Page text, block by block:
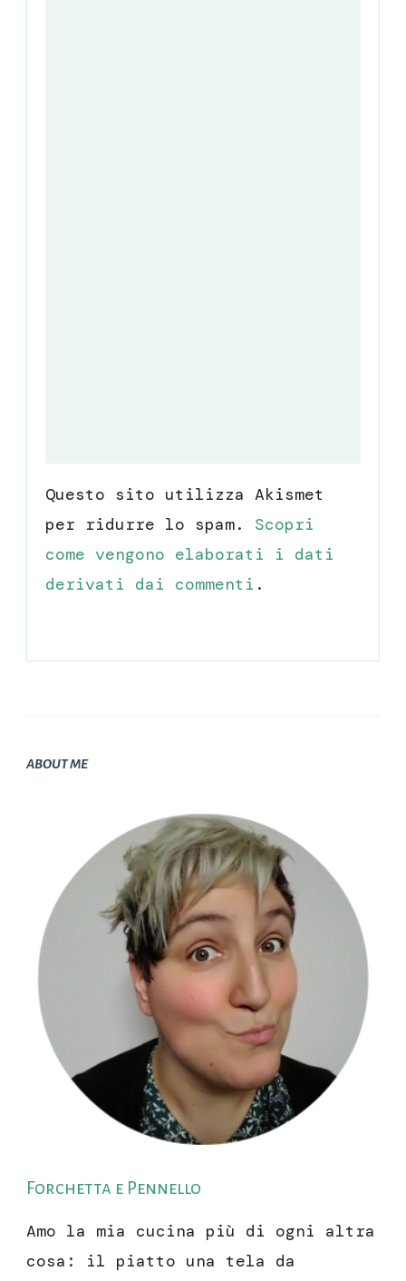
Questo sito utilizza Akismet
per ridurre lo spam. Scopri
come vengono elaborati i dati
derivati dai commenti .
ABOUT ME
Forchetta e Pennello
Amo la mia cucina più di ogni altra
cosa: il piatto una tela da